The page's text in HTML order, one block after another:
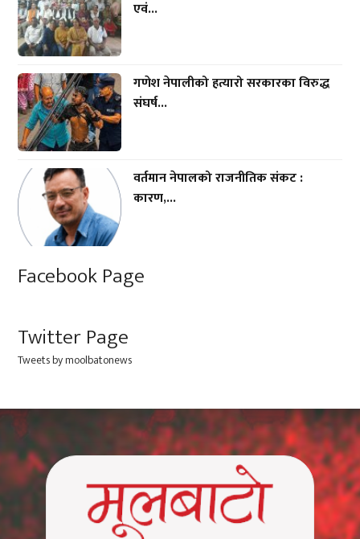
एवं...
गणेश नेपालीको हत्यारो सरकारका विरुद्ध
संघर्ष...
वर्तमान नेपालको राजनीतिक संकट :
कारण,...
Facebook Page
Twitter Page
Tweets by moolbatonews